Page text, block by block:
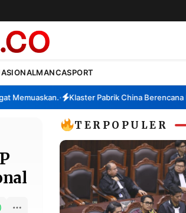
MANCASPORT
• Klaster Pabrik China Berencana
TERPOPULER